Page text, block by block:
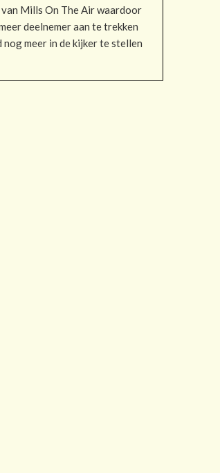
Mills On The Air waardoor
deelnemer aan te trekken
nog meer in de kijker te stellen